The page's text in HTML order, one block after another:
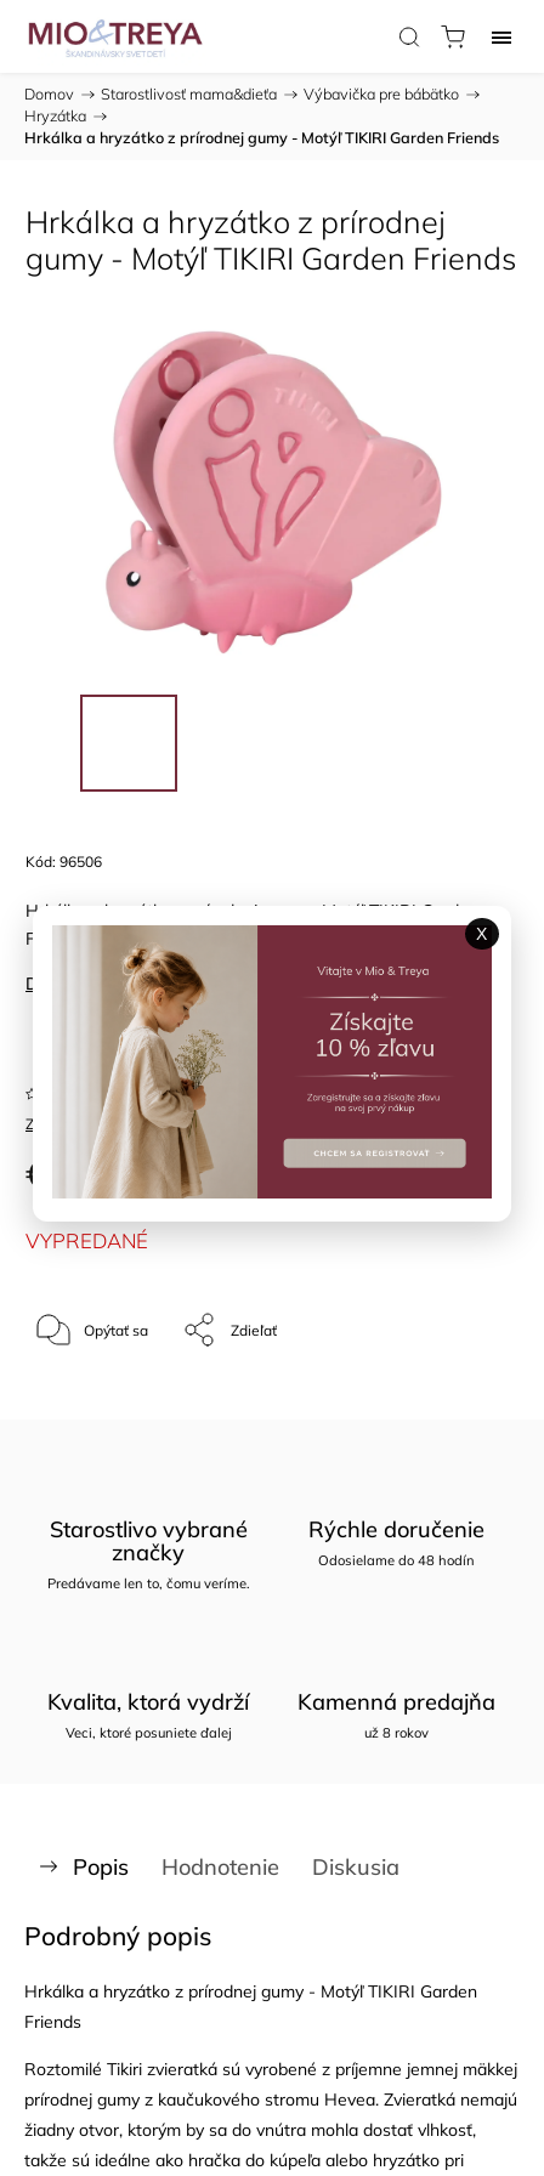
Domov / Starostlivosť mama&dieťa / Výbavička pre bábätko /
Hryzátka /
Hrkálka a hryzátko z prírodnej gumy - Motýľ TIKIRI Garden Friends
Hrkálka a hryzátko z prírodnej
gumy - Motýľ TIKIRI Garden Friends
Kód: 96506
Hrkálka a hryzátko z prírodnej gumy - Motýľ TIKIRI Garden
Friends
Detailné informácie
Položka bola vypredaná…
Značka: TIKIRI
Neohodnotené
€14,90
VYPREDANÉ
Opýtať sa Zdieľať
Starostlivo vybrané
značky
Predávame len to, čomu veríme.
Rýchle doručenie
Odosielame do 48 hodín
Kvalita, ktorá vydrží
Veci, ktoré posuniete ďalej
Kamenná predajňa
už 8 rokov
Popis Hodnotenie Diskusia
Podrobný popis
Hrkálka a hryzátko z prírodnej gumy - Motýľ TIKIRI Garden
Friends
Roztomilé Tikiri zvieratká sú vyrobené z príjemne jemnej mäkkej
prírodnej gumy z kaučukového stromu Hevea. Zvieratká nemajú
žiadny otvor, ktorým by sa do vnútra mohla dostať vlhkosť,
takže sú ideálne ako hračka do kúpeľa alebo hryzátko pri
X